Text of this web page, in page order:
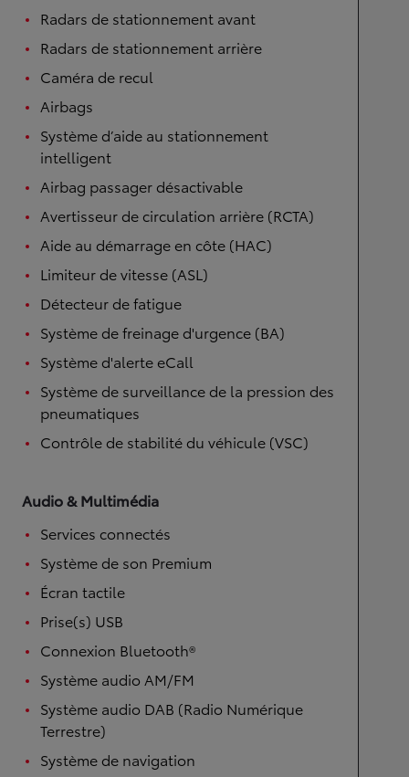
Radars de stationnement avant
Radars de stationnement arrière
Caméra de recul
Airbags
Système d’aide au stationnement
intelligent
Airbag passager désactivable
Avertisseur de circulation arrière (RCTA)
Aide au démarrage en côte (HAC)
Limiteur de vitesse (ASL)
Détecteur de fatigue
Système de freinage d'urgence (BA)
Système d'alerte eCall
Système de surveillance de la pression des
pneumatiques
Contrôle de stabilité du véhicule (VSC)
Audio & Multimédia
Services connectés
Système de son Premium
Écran tactile
Prise(s) USB
Connexion Bluetooth®
Système audio AM/FM
Système audio DAB (Radio Numérique
Terrestre)
Système de navigation